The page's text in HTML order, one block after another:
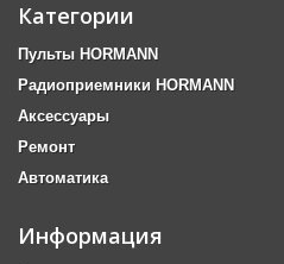
Категории
Пульты HORMANN
Радиоприемники HORMANN
Аксессуары
Ремонт
Автоматика
Информация